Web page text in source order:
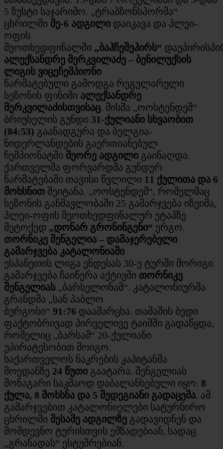
5 ზუსტი საჯარიმო. „ტრაბზონსპორმა“
ცხრილში მე-6 ადგილი დაიკავა და პლეი-
ოფის
მეოთხედფინალში „ბაჰჩეშეჰირს“
ალექსანდრე მერკვილაძე – ბენილუქსის
ლიგის ვიცეჩემპიონი
წარმატებული გამოდგა რეგულარული
სეზონის ფინიში ალექსანდრე
მერკვილაძისთვისაც. მისმა „ოოსტენდემ“
ბრიუსელის გუნდი 31-ქულიანი სხვაობით
(84:53) გაანადგურა და ბელგია-
ნიდერლანდების გაერთიანებულ
ჩემპიონატში მეორე ადგილი გაინაღდა.
ქართველმა ფორვარდმა გუნდურ
წარმატებაში თავისი წვლილი 11 ქულითა და 6
მოხსნით შეიტანა. „ოოსტენდემ“, რომელმაც
სეზონის განმავლობაში 25 გამარჯვება იზეიმა,
პლეი-ოფის მეოთხედფინალურ ეტაპზე
მეტოქედ „დონარ გრონინგენი“ ერგო.
თორნიკე შენგელია – დამაჯერებელი
გამარჯვება კატალონიაში
ესპანეთის ლიგა ენდესას 30-ე ტურში მორიგი
გამარჯვება ჩაიწერა აქტივში თორნიკე
შენგელიას „ბარსელონამ“. კატალონიურმა
გრანდმა „სან პაბლო
ბურგოსი“ 91:76 დაამარცხა. თამაშის ბედი
ფაქტობრივად პირველივე ტაიმში გადაწყდა,
რომელიც „ბარსამ“ 20-ქულიანი
უპირატესობით მოიგო.
საქართველოს ნაკრების კაპიტანმა
მოედანზე 24 წუთი გაატარა. შენგელიას
მონაგარი საკმაოდ დაბალანსებული იყო: 8
ქულა, 8 მოხსნა და 5 შედეგიანი გადაცემა. ამ
გამარჯვებით კატალონიელები სატურნირო
ცხრილში მესამე ადგილზე გადავიდნენ და
მომდევნო ტურისთვის ემზადებიან, სადაც
„გრანადას“ ესტუმრებიან.